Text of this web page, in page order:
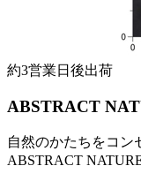
約3営業日後出荷
ABSTRACT
自然のかたちをコン
ABSTRACT